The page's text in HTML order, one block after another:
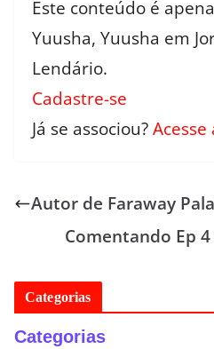
Este conteúdo é
Yuusha, Yuusha em
Lendário.
Cadastre-se
Já se associou?Acesse
Autor de Faraway
Comentando Ep
Categorias
Categorias